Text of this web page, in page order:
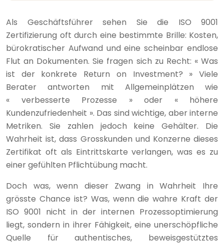
Als Geschäftsführer sehen Sie die ISO 9001
Zertifizierung oft durch eine bestimmte Brille: Kosten,
bürokratischer Aufwand und eine scheinbar endlose
Flut an Dokumenten. Sie fragen sich zu Recht: « Was
ist der konkrete Return on Investment? » Viele
Berater antworten mit Allgemeinplätzen wie
« verbesserte Prozesse » oder « höhere
Kundenzufriedenheit ». Das sind wichtige, aber interne
Metriken. Sie zahlen jedoch keine Gehälter. Die
Wahrheit ist, dass Grosskunden und Konzerne dieses
Zertifikat oft als Eintrittskarte verlangen, was es zu
einer gefühlten Pflichtübung macht.
Doch was, wenn dieser Zwang in Wahrheit Ihre
grösste Chance ist? Was, wenn die wahre Kraft der
ISO 9001 nicht in der internen Prozessoptimierung
liegt, sondern in ihrer Fähigkeit, eine unerschöpfliche
Quelle für authentisches, beweisgestütztes